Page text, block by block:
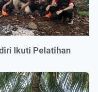
Ikuti Pelatihan